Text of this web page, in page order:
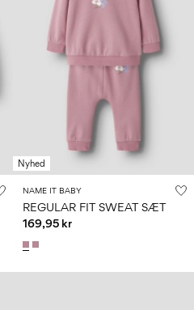
Nyhed
NAME IT BABY
REGULAR FIT SWEAT SÆT
169,95 kr